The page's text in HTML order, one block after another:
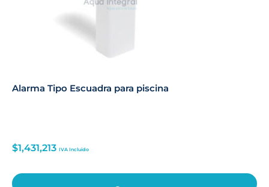
Alarma Tipo Escuadra para piscina
$1,431,213 IVA Incluido